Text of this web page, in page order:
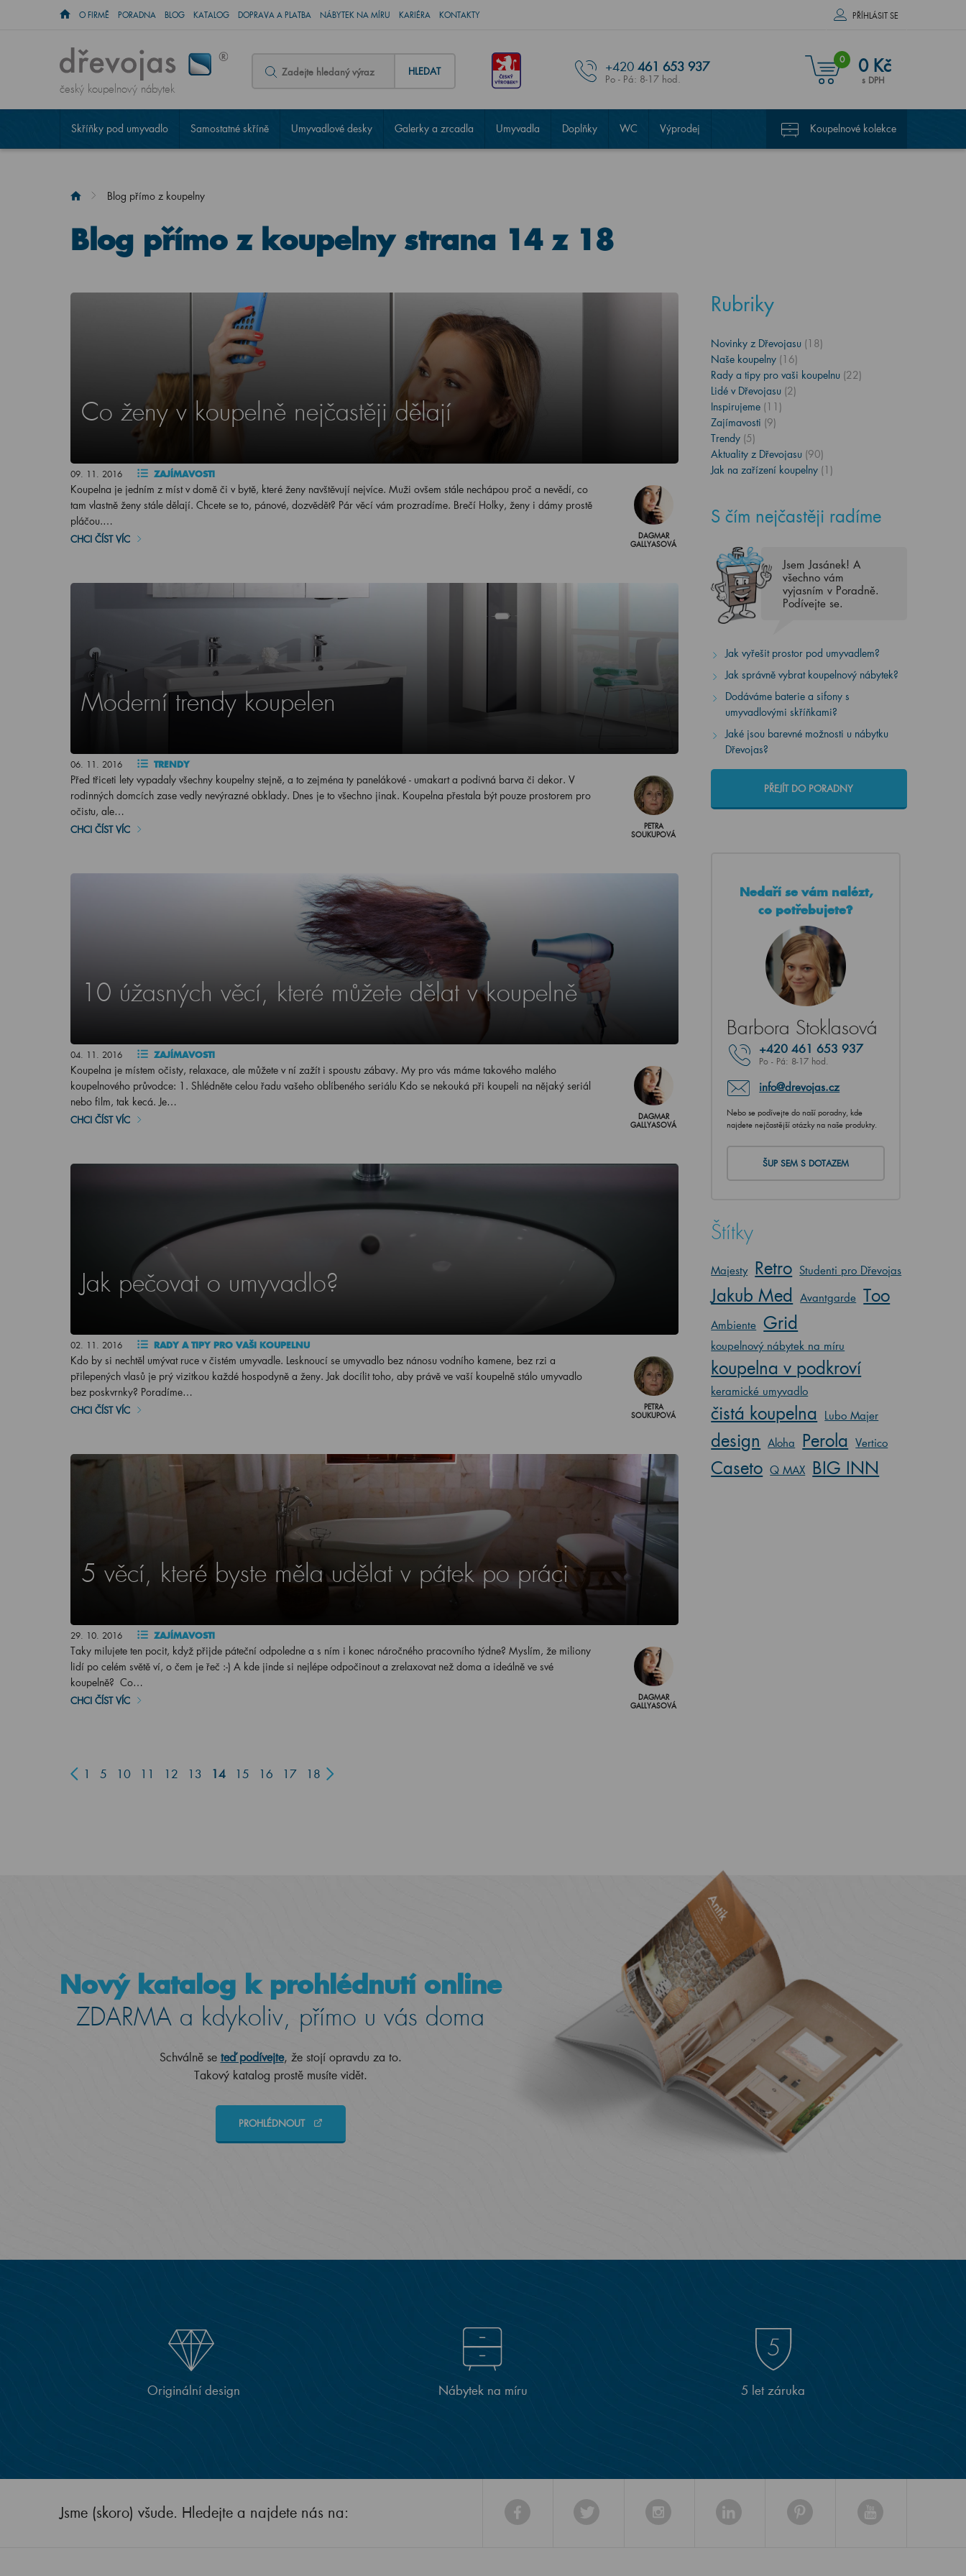
O FIRMĚ PORADNA BLOG KATALOG DOPRAVA A PLATBA NÁBYTEK NA MÍRU KARIÉRA KONTAKTY PŘÍHLÁSIT SE
český koupelnový nábytek
HLEDAT +420 461 653 937
Po - Pá: 8-17 hod.
0 0 Kč
s DPH
Skříňky pod umyvadlo Samostatné skříně Umyvadlové desky Galerky a zrcadla Umyvadla Doplňky WC Výprodej Koupelnové kolekce
Blog přímo z koupelny
Blog přímo z koupelny strana 14 z 18
Co ženy v koupelně nejčastěji dělají
DAGMAR
GALLYASOVÁ
09. 11. 2016 ZAJÍMAVOSTI
Koupelna je jedním z míst v domě či v bytě, které ženy navštěvují nejvíce. Muži ovšem stále nechápou proč a nevědí, co
tam vlastně ženy stále dělají. Chcete se to, pánové, dozvědět? Pár věcí vám prozradíme. Brečí Holky, ženy i dámy prostě
pláčou.…
CHCI ČÍST VÍC
Moderní trendy koupelen
PETRA
SOUKUPOVÁ
06. 11. 2016 TRENDY
Před třiceti lety vypadaly všechny koupelny stejně, a to zejména ty panelákové - umakart a podivná barva či dekor. V
rodinných domcích zase vedly nevýrazné obklady. Dnes je to všechno jinak. Koupelna přestala být pouze prostorem pro
očistu, ale…
CHCI ČÍST VÍC
10 úžasných věcí, které můžete dělat v koupelně
DAGMAR
GALLYASOVÁ
04. 11. 2016 ZAJÍMAVOSTI
Koupelna je místem očisty, relaxace, ale můžete v ní zažít i spoustu zábavy. My pro vás máme takového malého
koupelnového průvodce: 1. Shlédněte celou řadu vašeho oblíbeného seriálu Kdo se nekouká při koupeli na nějaký seriál
nebo film, tak kecá. Je…
CHCI ČÍST VÍC
Jak pečovat o umyvadlo?
PETRA
SOUKUPOVÁ
02. 11. 2016 RADY A TIPY PRO VAŠI KOUPELNU
Kdo by si nechtěl umývat ruce v čistém umyvadle. Lesknoucí se umyvadlo bez nánosu vodního kamene, bez rzi a
přilepených vlasů je prý vizitkou každé hospodyně a ženy. Jak docílit toho, aby právě ve vaší koupelně stálo umyvadlo
bez poskvrnky? Poradíme…
CHCI ČÍST VÍC
5 věcí, které byste měla udělat v pátek po práci
DAGMAR
GALLYASOVÁ
29. 10. 2016 ZAJÍMAVOSTI
Taky milujete ten pocit, když přijde páteční odpoledne a s ním i konec náročného pracovního týdne? Myslím, že miliony
lidí po celém světě ví, o čem je řeč :-) A kde jinde si nejlépe odpočinout a zrelaxovat než doma a ideálně ve své
koupelně? Co…
CHCI ČÍST VÍC
1 5 10 11 12 13 14 15 16 17 18
Rubriky
Novinky z Dřevojasu (18)
Naše koupelny (16)
Rady a tipy pro vaši koupelnu (22)
Lidé v Dřevojasu (2)
Inspirujeme (11)
Zajímavosti (9)
Trendy (5)
Aktuality z Dřevojasu (90)
Jak na zařízení koupelny (1)
S čím nejčastěji radíme
Jsem Jasánek! A
všechno vám
vyjasním v Poradně.
Podívejte se.
Jak vyřešit prostor pod umyvadlem?
Jak správně vybrat koupelnový nábytek?
Dodáváme baterie a sifony s
umyvadlovými skříňkami?
Jaké jsou barevné možnosti u nábytku
Dřevojas?
PŘEJÍT DO PORADNY
Nedaří se vám nalézt,
co potřebujete?
Barbora Stoklasová
+420461 653 937
Po - Pá: 8-17 hod.
info@drevojas.cz
Nebo se podívejte do naší poradny, kde
najdete nejčastější otázky na naše produkty.
ŠUP SEM S DOTAZEM
Štítky
Majesty Retro Studenti pro Dřevojas
Jakub Med Avantgarde Too
Ambiente Grid
koupelnový nábytek na míru
koupelna v podkroví
keramické umyvadlo
čistá koupelna Lubo Majer
design Aloha Perola Vertico
Caseto Q MAX BIG INN
Nový katalog k prohlédnutí online
ZDARMA a kdykoliv, přímo u vás doma
Schválně se teď podívejte, že stojí opravdu za to.
Takový katalog prostě musíte vidět.
PROHLÉDNOUT
Originální design Nábytek na míru 5 let záruka
Jsme (skoro) všude. Hledejte a najdete nás na: